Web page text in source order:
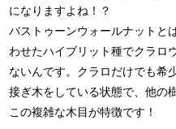
になりますよね！？
バストゥーンウォールナットと
わせたハイブリット種でクラロ
ないんです。クラロだけでも希
接ぎ木をしている状態で、他の
この複雑な木目が特徴です！